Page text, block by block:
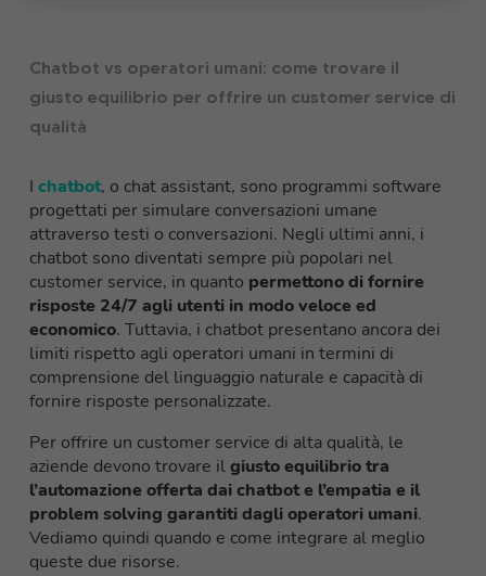
Chatbot vs operatori umani: come trovare il
giusto equilibrio per offrire un customer service di
qualità
I chatbot, o chat assistant, sono programmi software
progettati per simulare conversazioni umane
attraverso testi o conversazioni. Negli ultimi anni, i
chatbot sono diventati sempre più popolari nel
customer service, in quanto permettono di fornire
risposte 24/7 agli utenti in modo veloce ed
economico. Tuttavia, i chatbot presentano ancora dei
limiti rispetto agli operatori umani in termini di
comprensione del linguaggio naturale e capacità di
fornire risposte personalizzate.
Per offrire un customer service di alta qualità, le
aziende devono trovare ilgiusto equilibrio tra
l’automazione offerta dai chatbot e l’empatia e il
problem solving garantiti dagli operatori umani.
Vediamo quindi quando e come integrare al meglio
queste due risorse.